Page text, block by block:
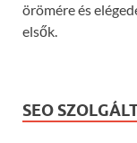
örömére és
elsők.
SEO